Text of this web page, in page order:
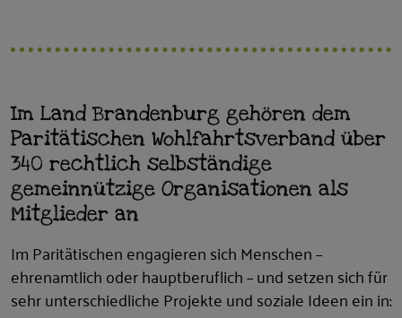
Im Land Brandenburg gehören dem
Paritätischen Wohlfahrtsverband über
340 rechtlich selbständige
gemeinnützige Organisationen als
Mitglieder an
Im Paritätischen engagieren sich Menschen –
ehrenamtlich oder hauptberuflich – und setzen sich für
sehr unterschiedliche Projekte und soziale Ideen ein in: